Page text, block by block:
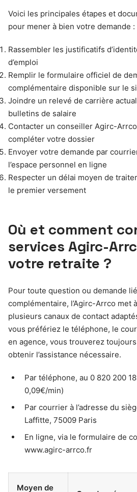
Voici les principales étapes et
pour mener à bien votre demande :
Rassembler les justificatifs
d’emploi
Remplir le formulaire officiel de
complémentaire disponible sur le
Joindre un relevé de carrière
bulletins de salaire
Contacter un conseiller Agirc-
compléter votre dossier
Envoyer votre demande par
l’espace personnel en ligne
Respecter un délai moyen de
le premier versement
Où et comment
services Agirc-
votre retraite ?
Pour toute question ou demande
complémentaire, l’Agirc-Arrco met
plusieurs canaux de contact
vous préfériez le téléphone, le
en agence, vous trouverez
obtenir l’assistance nécessaire.
Par téléphone, au 0 820 200
0,09€/min)
Par courrier à l’adresse du
Laffitte, 75009 Paris
En ligne, via le formulaire de
www.agirc-arrco.fr
Moyen de